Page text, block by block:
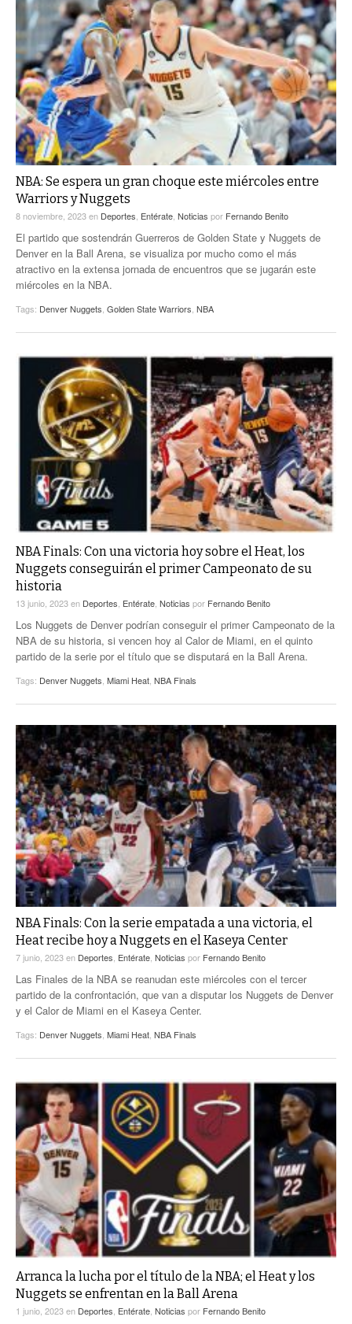
NBA: Se espera un gran choque este miércoles entre
Warriors y Nuggets
8 noviembre, 2023en Deportes, Entérate, Noticias por Fernando Benito
El partido que sostendrán Guerreros de Golden State y Nuggets de
Denver en la Ball Arena, se visualiza por mucho como el más
atractivo en la extensa jornada de encuentros que se jugarán este
miércoles en la NBA.
Tags: Denver Nuggets, Golden State Warriors, NBA
NBA Finals: Con una victoria hoy sobre el Heat, los
Nuggets conseguirán el primer Campeonato de su
historia
13 junio, 2023en Deportes Entérate Noticias por Fernando Benito
Los Nuggets de Denver podrían conseguir el primer Campeonato de la
NBA de su historia, si vencen hoy al Calor de Miami, en el quinto
partido de la serie por el título que se disputará en la Ball Arena.
Tags: Denver Nuggets Miami Heat NBA Finals
NBA Finals: Con la serie empatada a una victoria, el
Heat recibe hoy a Nuggets en el Kaseya Center
7 junio, 2023en Deportes Entérate Noticias por Fernando Benito
Las Finales de la NBA se reanudan este miércoles con el tercer
partido de la confrontación, que van a disputar los Nuggets de Denver
y el Calor de Miami en el Kaseya Center.
Tags: Denver Nuggets Miami Heat NBA Finals
Arranca la lucha por el título de la NBA; el Heat y los
Nuggets se enfrentan en la Ball Arena
1 junio, 2023en Deportes, Entérate, Noticias por Fernando Benito